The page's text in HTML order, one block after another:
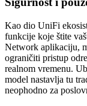
Kao dio UniFi
funkcije koje štite
Network aplikaciju,
ograničiti pristup
realnom vremenu.
model nastavlja tu
neophodno za